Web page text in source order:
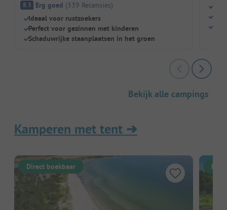
8.3 Erg goed (339 Recensies)
Ideaal voor rustzoekers
Perfect voor gezinnen met kinderen
Schaduwrijke staanplaatsen in het groen
Bekijk alle campings
Kamperen met tent ➔
Direct boekbaar